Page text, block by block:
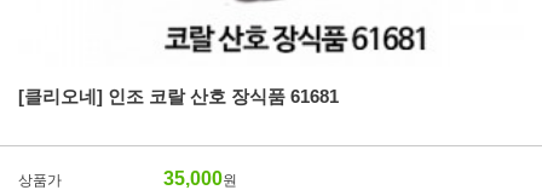
[클리오네] 인조 코랄 산호 장식품 61681
상품가 35,000원